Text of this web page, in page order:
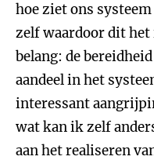
hoe ziet ons
zelf waardoor dit het
belang: de
aandeel in het
interessant
wat kan ik zelf
aan het realiseren